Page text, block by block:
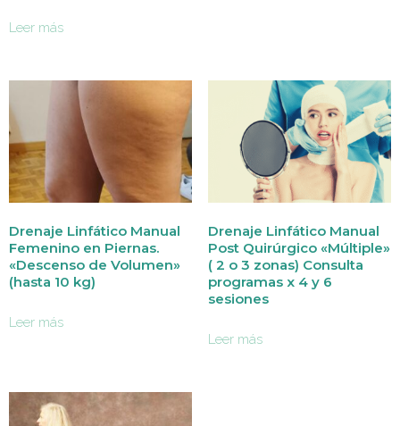
Leer más
Drenaje Linfático Manual
Femenino en Piernas.
«Descenso de Volumen»
(hasta 10 kg)
Leer más
Drenaje Linfático Manual
Post Quirúrgico «Múltiple»
( 2 o 3 zonas) Consulta
programas x 4 y 6
sesiones
Leer más